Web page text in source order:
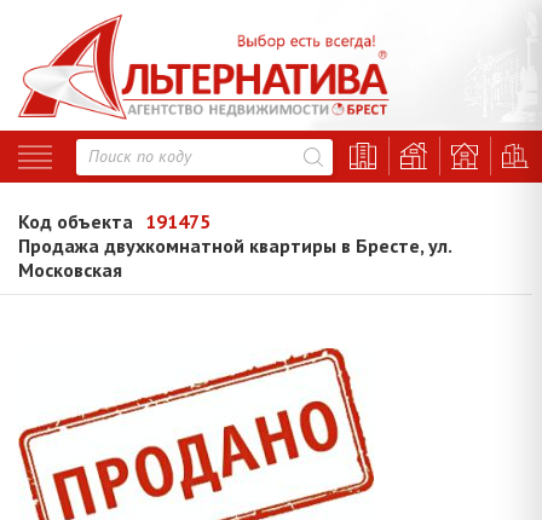
Код объекта 191475
Продажа двухкомнатной квартиры в Бресте, ул.
Московская